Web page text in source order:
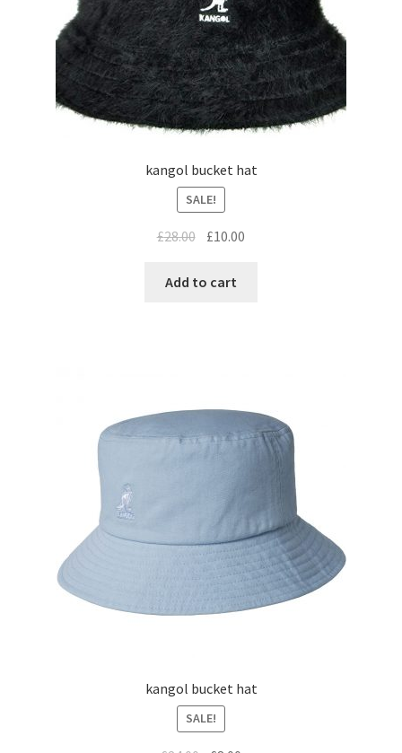
kangol bucket hat
SALE!
£28.00 £10.00
Add to cart
kangol bucket hat
SALE!